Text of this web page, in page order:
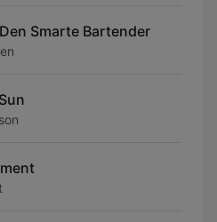
Smarte Bartender